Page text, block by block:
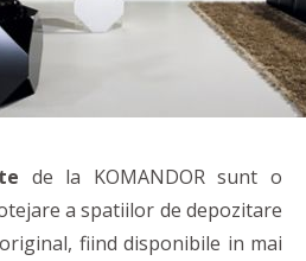
de la KOMANDOR sunt o
a spatiilor de depozitare
fiind disponibile in mai